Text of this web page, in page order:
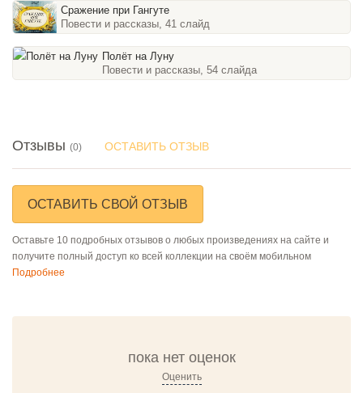
Сражение при Гангуте
Повести и рассказы, 41 слайд
Полёт на Луну
Повести и рассказы, 54 слайда
Отзывы (0) ОСТАВИТЬ ОТЗЫВ
ОСТАВИТЬ СВОЙ ОТЗЫВ
Оставьте 10 подробных отзывов о любых произведениях на сайте и
получите полный доступ ко всей коллекции на своём мобильном
Подробнее
пока нет оценок
Оценить